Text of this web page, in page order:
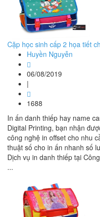
Cặp học sinh cấp 2 họa tiết
Huyền Nguyễn
06/08/2019
|
1688
In ấn danh thiếp hay name
Digital Printing, bạn nhận
công nghệ in offset cho nhu
thuật số cho in ấn nhanh số
Dịch vụ in danh thiếp tại
...